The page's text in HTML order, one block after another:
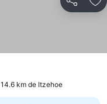
Partilhar
km de Itzehoe